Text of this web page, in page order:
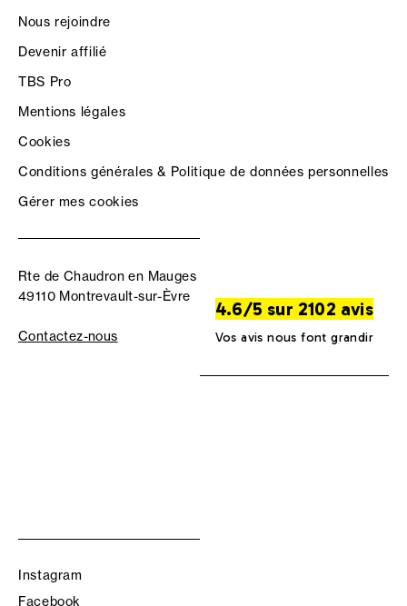
Nous rejoindre
Devenir affilié
TBS Pro
Mentions légales
Cookies
Conditions générales & Politique de données personnelles
Gérer mes cookies
Rte de Chaudron en Mauges
49110 Montrevault-sur-Èvre
Contactez-nous
4.6/5 sur 2102 avis
Vos avis nous font grandir
Instagram
Facebook